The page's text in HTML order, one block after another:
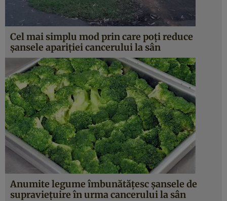
Cel mai simplu mod prin care poţi reduce
şansele apariţiei cancerului la sân
Anumite legume îmbunătăţesc şansele de
supravieţuire în urma cancerului la sân